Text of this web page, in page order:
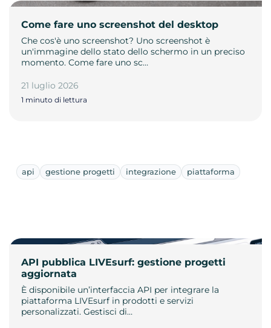
Come fare uno screenshot del desktop
Che cos'è uno screenshot? Uno screenshot è
un'immagine dello stato dello schermo in un preciso
momento. Come fare uno sc…
21 luglio 2026
1 minuto di lettura
api gestione progetti integrazione piattaforma
API pubblica LIVEsurf: gestione progetti
aggiornata
È disponibile un’interfaccia API per integrare la
piattaforma LIVEsurf in prodotti e servizi
personalizzati. Gestisci di…